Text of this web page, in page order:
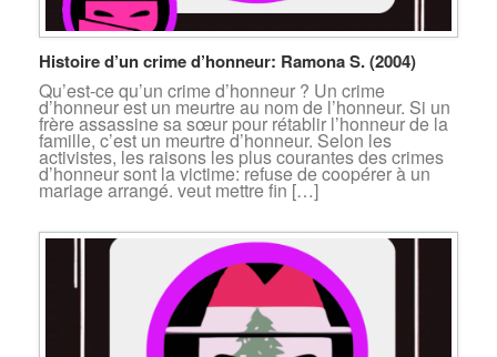
Histoire d’un crime d’honneur: Ramona S. (2004)
Qu’est-ce qu’un crime d’honneur ? Un crime
d’honneur est un meurtre au nom de l’honneur. Si un
frère assassine sa sœur pour rétablir l’honneur de la
famille, c’est un meurtre d’honneur. Selon les
activistes, les raisons les plus courantes des crimes
d’honneur sont la victime: refuse de coopérer à un
mariage arrangé. veut mettre fin […]